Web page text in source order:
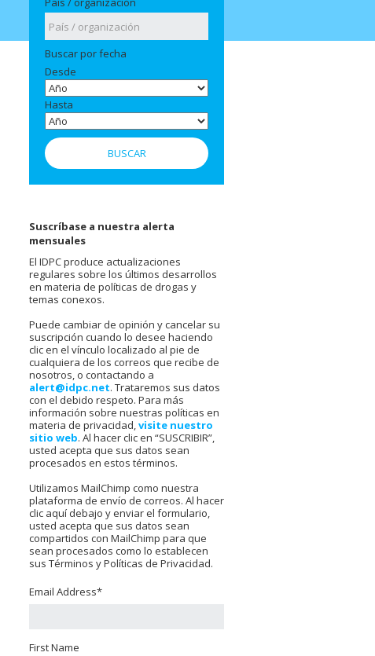
Buscar por fecha
Desde
Hasta
Suscríbase a nuestra alerta
mensuales
El IDPC produce actualizaciones
regulares sobre los últimos desarrollos
en materia de políticas de drogas y
temas conexos.
Puede cambiar de opinión y cancelar su
suscripción cuando lo desee haciendo
clic en el vínculo localizado al pie de
cualquiera de los correos que recibe de
nosotros, o contactando a
alert@idpc.net. Trataremos sus datos
con el debido respeto. Para más
información sobre nuestras políticas en
materia de privacidad,visite nuestro
sitio web. Al hacer clic en “SUSCRIBIR”,
usted acepta que sus datos sean
procesados en estos términos.
Utilizamos MailChimp como nuestra
plataforma de envío de correos. Al hacer
clic aquí debajo y enviar el formulario,
usted acepta que sus datos sean
compartidos con MailChimp para que
sean procesados como lo establecen
sus Términos y Políticas de Privacidad.
Email Address*
First Name